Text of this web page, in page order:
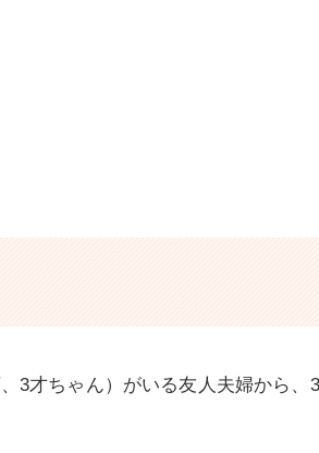
3才ちゃん）がいる友人夫婦から